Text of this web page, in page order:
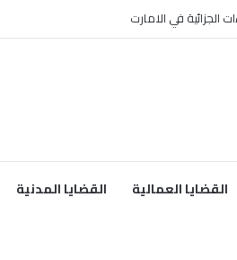
الجزائية في الامارت
القضايا العمالية القضايا المدنية